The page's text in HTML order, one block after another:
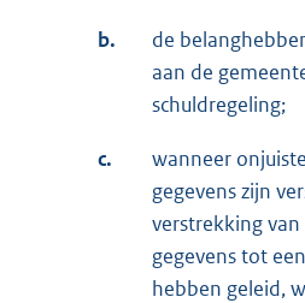
b.
de
aan de
schuldregeling;
c.
wanneer
gegevens zijn
verstrekking
gegevens tot
hebben geleid,